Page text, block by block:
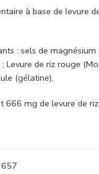
à base de levure
: sels de magnésium
Levure de riz rouge
(gélatine).
666 mg de levure de